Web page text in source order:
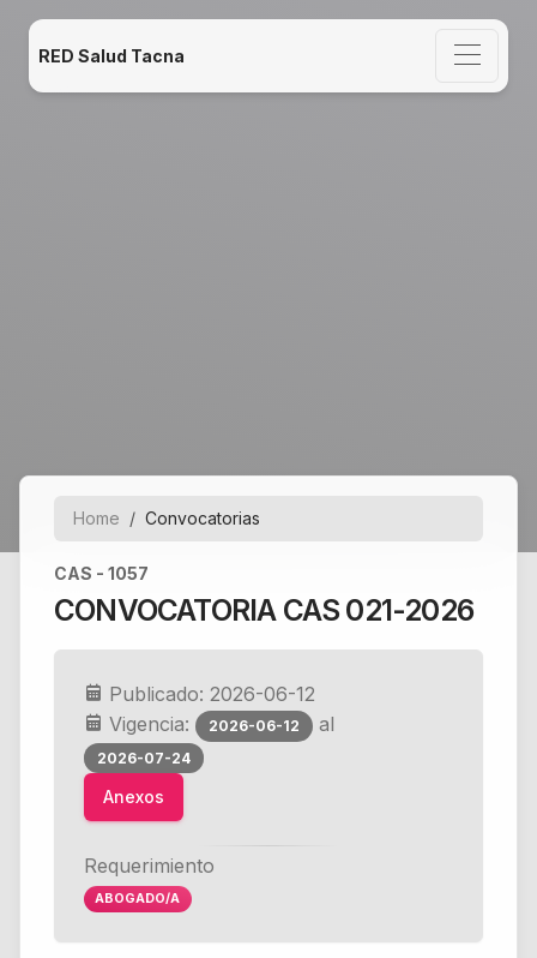
RED Salud Tacna
Home Convocatorias
CAS - 1057
CONVOCATORIA CAS 021-2026
Publicado: 2026-06-12
Vigencia:
2026-06-12 al
2026-07-24
Anexos
Requerimiento
ABOGADO/A